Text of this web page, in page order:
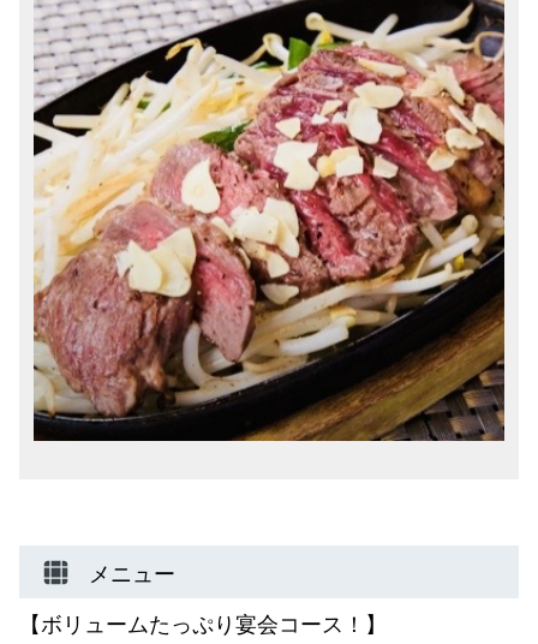
メニュー
【ボリュームたっぷり宴会コース！】